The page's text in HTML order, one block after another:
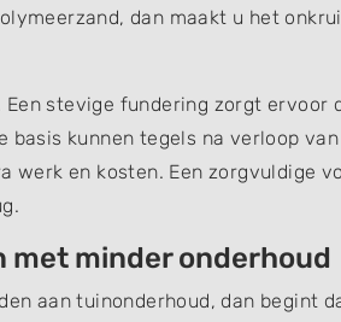
dan maakt u het
stevige fundering zorgt ervoor
basis kunnen tegels na verloop
werk en kosten. Een zorgvuldige
met minder onderhoud
aan tuinonderhoud, dan begint